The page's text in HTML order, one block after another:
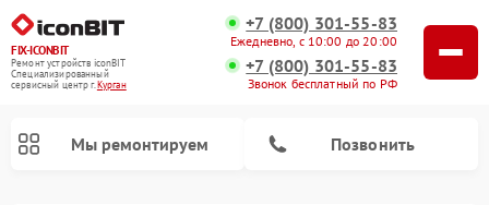
FIX-ICONBIT
Ремонт устройств iconBIT
Специализированный
cервисный центр г.Курган
+7 (800) 301-55-83
Ежедневно, с 10:00 до 20:00
+7 (800) 301-55-83
Звонок бесплатный по РФ
Мы ремонтируем Позвонить